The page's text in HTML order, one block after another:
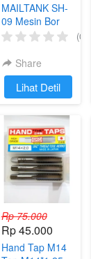
MAILTANK SH-
09 Mesin Bor
Impact Drill
Tangan
Mailtank Bor
Listrik
(0)
Share
`Lihat Detil
Rp 75.000
Rp 45.000
Hand Tap M14